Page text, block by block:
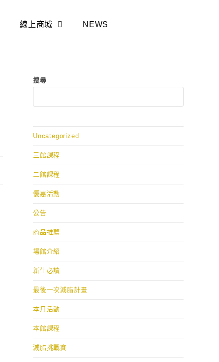
線上商城 NEWS
搜尋
Uncategorized
三館課程
二館課程
優惠活動
公告
商品推薦
場館介紹
新生必讀
最後一次減脂計畫
本月活動
本館課程
減脂挑戰賽